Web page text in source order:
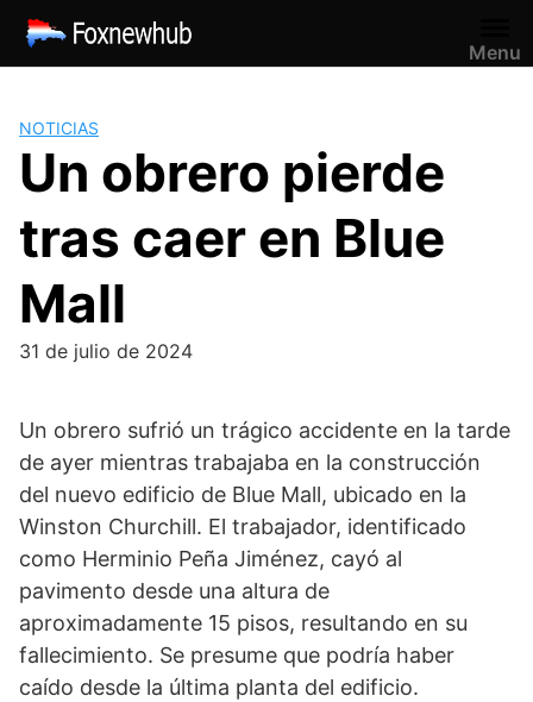
Saltar
contenido
Menu
NOTICIAS
Un obrero pierde
tras caer en Blue
Mall
31 de julio de 2024
Un obrero sufrió un trágico accidente en la tarde
de ayer mientras trabajaba en la construcción
del nuevo edificio de Blue Mall, ubicado en la
Winston Churchill. El trabajador, identificado
como Herminio Peña Jiménez, cayó al
pavimento desde una altura de
aproximadamente 15 pisos, resultando en su
fallecimiento. Se presume que podría haber
caído desde la última planta del edificio.